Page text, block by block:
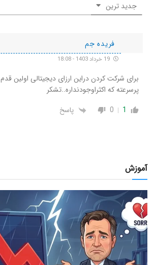
جدید ترین
فریده جم
برای شرکت کردن دراین ارزای دیجیتالی اولین
پرسرعته که اکثراوجودنداره..تشکر
1
0 پاسخ
آموزش